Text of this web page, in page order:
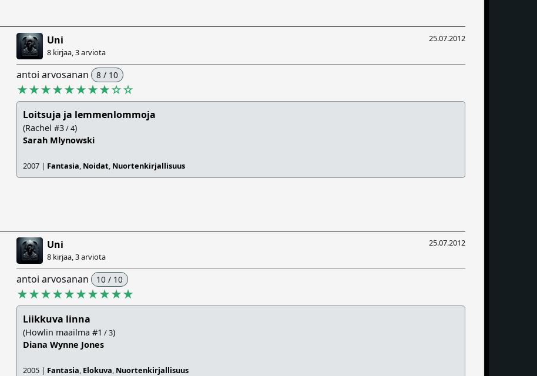
25.07.2012
Uni
8 kirjaa, 3 arviota
antoi arvosanan 8 / 10
★★★★★★★★☆☆
Loitsuja ja lemmenlommoja
(Rachel #3/ 4)
Sarah Mlynowski
2007 | Fantasia, Noidat, Nuortenkirjallisuus
25.07.2012
Uni
8 kirjaa, 3 arviota
antoi arvosanan 10 / 10
★★★★★★★★★★
Liikkuva linna
(Howlin maailma #1 / 3)
Diana Wynne Jones
2005 | Fantasia, Elokuva, Nuortenkirjallisuus